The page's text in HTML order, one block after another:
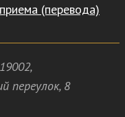
(перевода)
,
переулок,8